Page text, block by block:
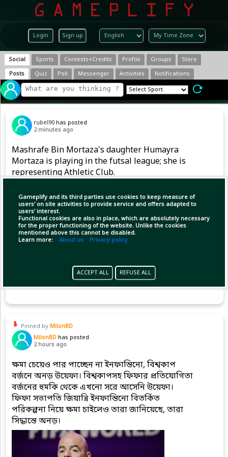
Login Sign up
Gameplify and its third parties use cookies to keep measure of
users' on site activities to provide service and offers adapted to
users' interest.
Functional cookies are also in place, which are absolutely necessary
for the proper functioning of the website. Unlike the cookies
mentioned above this cannot be disabled.
Learn more: About us Privacy policy
ACCEPT ALL REFUSE ALL
Social Sports Contests+Credits Profile Groups
Store
Posts
Quiz Poll Messenger Activities Notifications
rubel90 has posted
2 minutes ago
Mashrafe Bin Mortaza's daughter Humayra
Mortaza is playing in the futsal league; she is
representing Athletic Club.
Open
Pinned by MilonBD
MilonBD has posted
2 hours ago
ক্ষমা চেয়েও পার পাচ্ছেন না ইনফান্তিনো, বিশ্বকাপ
বর্জনে অনড় উয়েফা। বিশ্বকাপসহ ফিফার প্রতিযোগিতা
বর্জনের হুমকি থেকে এখনো সরে আসেনি উয়েফা।
ফিফা সভাপতি জিয়ান্নি ইনফান্তিনো বিতর্কিত
পরিকল্পনা নিয়ে ক্ষমা চাইলেও তারা জানিয়েছে, তারা
সিদ্ধান্তে অনড়।